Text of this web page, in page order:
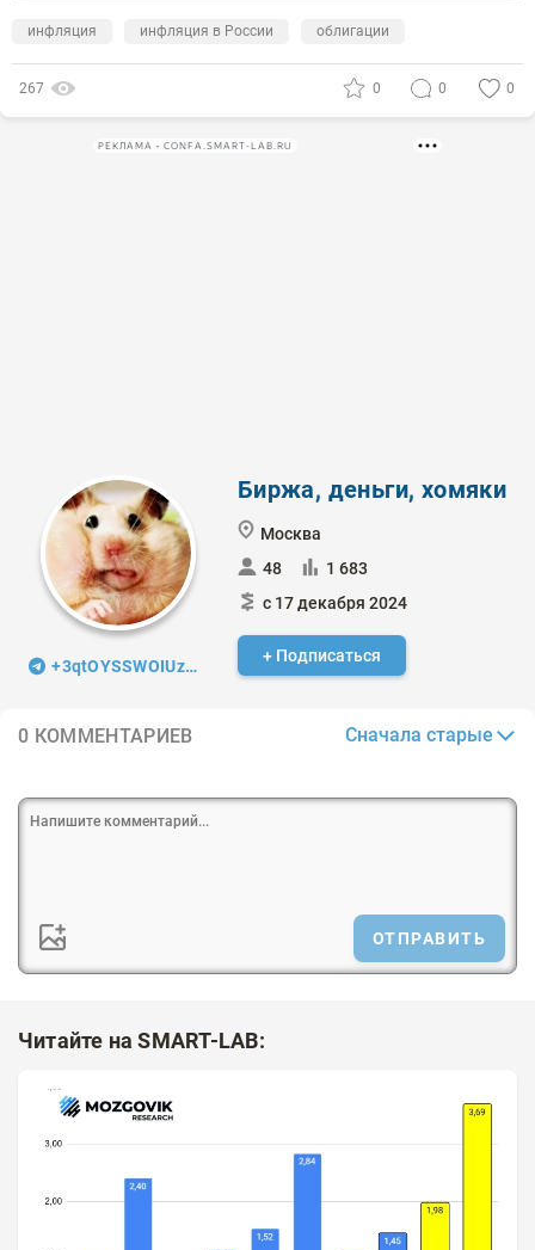
инфляция инфляция в России облигации
267 0 0 0
РЕКЛАМА • CONFA.SMART-LAB.RU
+3qtOYSSWOIUzMDIy
Биржа, деньги, хомяки
Москва
48
1 683
с 17 декабря 2024
+ Подписаться
0 КОММЕНТАРИЕВ Сначала старые
ОТПРАВИТЬ
Читайте на SMART-LAB: